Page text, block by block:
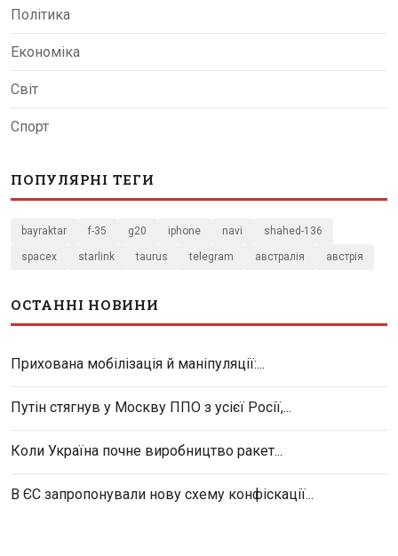
Політика
Економіка
Світ
Спорт
ПОПУЛЯРНІ ТЕГИ
bayraktar f-35 g20 iphone navi shahed-136
spacex starlink taurus telegram австралія австрія
ОСТАННІ НОВИНИ
Прихована мобілізація й маніпуляції:...
Путін стягнув у Москву ППО з усієї Росії,...
Коли Україна почне виробництво ракет...
В ЄС запропонували нову схему конфіскації...